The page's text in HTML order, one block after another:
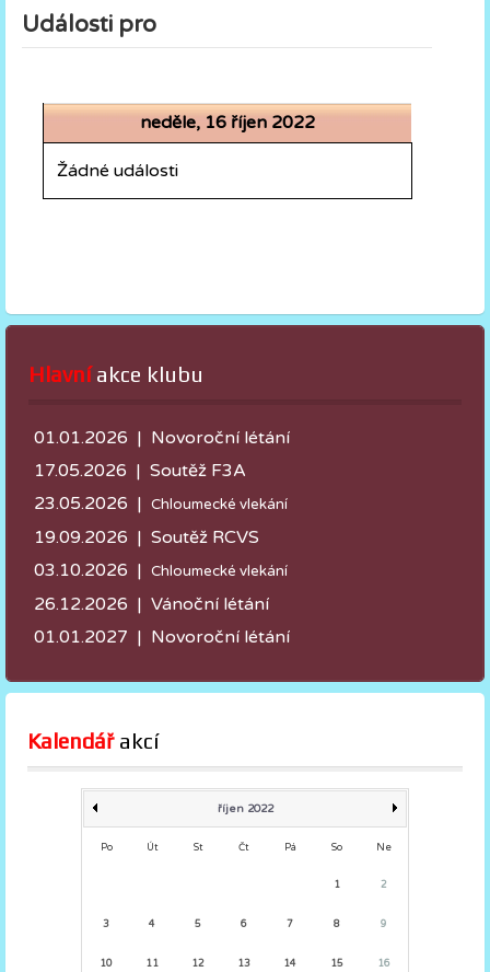
Události pro
neděle, 16 říjen 2022
Žádné události
Hlavní akce klubu
01.01.2026 | Novoroční létání
17.05.2026 | Soutěž F3A
23.05.2026 | Chloumecké vlekání
19.09.2026 | Soutěž RCVS
03.10.2026 | Chloumecké vlekání
26.12.2026 | Vánoční létání
01.01.2027 | Novoroční létání
Kalendář akcí
říjen 2022
Po Út St Čt Pá So Ne
1 2
3 4 5 6 7 8 9
10 11 12 13 14 15 16